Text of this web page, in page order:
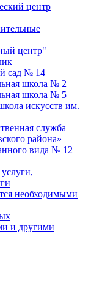
центр
центр"
сад № 14
школа № 2
школа № 5
искусств им.
служба
района»
вида № 12
необходимыми
и другими